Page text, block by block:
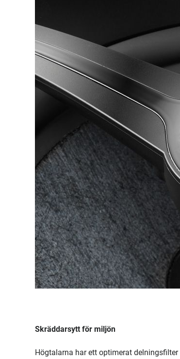
Skräddarsytt för miljön
Högtalarna har ett optimerat